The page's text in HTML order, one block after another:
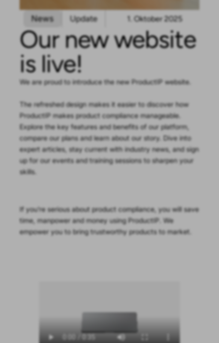
News Update 1. Oktober 2025
Our new website
is live!
We are proud to introduce the new ProductIP website.
The refreshed design makes it easier to discover how
ProductIP makes product compliance manageable.
Explore the key features and benefits of our platform,
compare our plans and learn about our story. Dive into
expert articles, stay current with industry news, and sign
up for our events and training sessions to sharpen your
skills.
If you’re serious about product compliance, you will save
time, manpower and money using ProductIP. We
empower you to bring trustworthy products to market.